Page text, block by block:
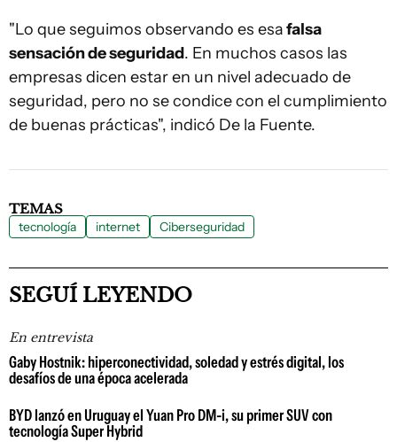
"Lo que seguimos observando es esafalsa
sensación de seguridad. En muchos casos las
empresas dicen estar en un nivel adecuado de
seguridad, pero no se condice con el cumplimiento
de buenas prácticas", indicó De la Fuente.
TEMAS
tecnología internet Ciberseguridad
SEGUÍ LEYENDO
En entrevista
Gaby Hostnik: hiperconectividad, soledad y estrés digital, los
desafíos de una época acelerada
BYD lanzó en Uruguay el Yuan Pro DM-i, su primer SUV con
tecnología Super Hybrid